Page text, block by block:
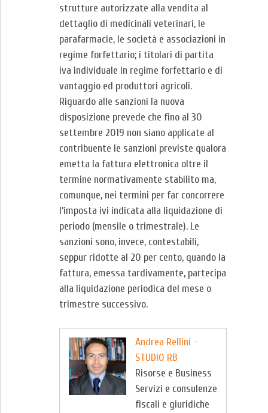
strutture autorizzate alla vendita al
dettaglio di medicinali veterinari, le
parafarmacie, le società e associazioni in
regime forfettario; i titolari di partita
iva individuale in regime forfettario e di
vantaggio ed produttori agricoli.
Riguardo alle sanzioni la nuova
disposizione prevede che fino al 30
settembre 2019 non siano applicate al
contribuente le sanzioni previste qualora
emetta la fattura elettronica oltre il
termine normativamente stabilito ma,
comunque, nei termini per far concorrere
l’imposta ivi indicata alla liquidazione di
periodo (mensile o trimestrale). Le
sanzioni sono, invece, contestabili,
seppur ridotte al 20 per cento, quando la
fattura, emessa tardivamente, partecipa
alla liquidazione periodica del mese o
trimestre successivo.
Andrea Rellini -
STUDIO RB
Risorse e Business
Servizi e consulenze
fiscali e giuridiche